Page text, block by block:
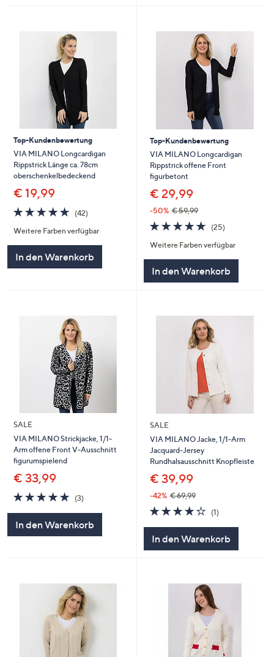
Top-Kundenbewertung
VIA MILANO Longcardigan
Rippstrick Länge ca. 78cm
oberschenkelbedeckend
€ 19,99
4.8
von
5
(42)42
Weitere Farben verfügbar
In den Warenkorb
Top-Kundenbewertung
VIA MILANO Longcardigan
Rippstrick offene Front
figurbetont
€ 29,99
-50% € 59,99
4.7
von
5
(25)25
Weitere Farben verfügbar
In den Warenkorb
SALE
VIA MILANO Strickjacke, 1/1-
Arm offene Front V-Ausschnitt
figurumspielend
€ 33,99
4.7
von
(3)3
In den Warenkorb
SALE
VIA MILANO Jacke, 1/1-Arm
Jacquard-Jersey
Rundhalsausschnitt Knopfleiste
€ 39,99
-42% € 69,99
4.0
von
(1)1
In den Warenkorb